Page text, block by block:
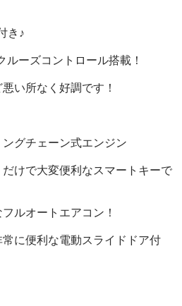
き♪
ーズコントロール搭載！
い所なく好調です！
グチェーン式エンジン
けで大変便利なスマートキーで
ルオートエアコン！
に便利な電動スライドドア付